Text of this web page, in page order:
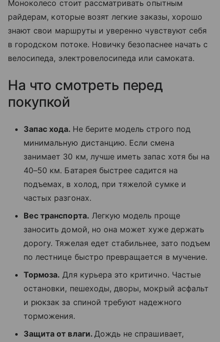
Моноколесо стоит рассматривать опытным
райдерам, которые возят легкие заказы, хорошо
знают свои маршруты и уверенно чувствуют себя
в городском потоке. Новичку безопаснее начать с
велосипеда, электровелосипеда или самоката.
На что смотреть перед
покупкой
Запас хода. Не берите модель строго под
минимальную дистанцию. Если смена
занимает 30 км, лучше иметь запас хотя бы на
40–50 км. Батарея быстрее садится на
подъемах, в холод, при тяжелой сумке и
частых разгонах.
Вес транспорта. Легкую модель проще
заносить домой, но она может хуже держать
дорогу. Тяжелая едет стабильнее, зато подъем
по лестнице быстро превращается в мучение.
Тормоза. Для курьера это критично. Частые
остановки, пешеходы, дворы, мокрый асфальт
и рюкзак за спиной требуют надежного
торможения.
Защита от влаги. Дождь не спрашивает,